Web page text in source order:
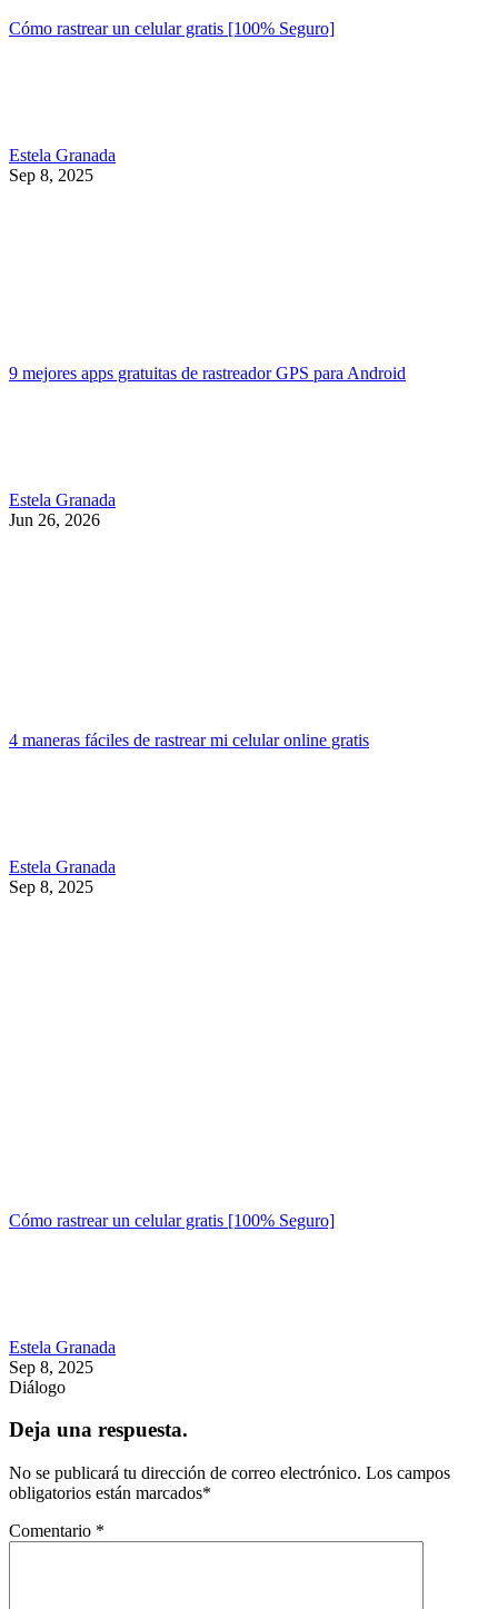
Cómo rastrear un celular gratis [100% Seguro]
Estela Granada
Sep 8, 2025
9 mejores apps gratuitas de rastreador GPS para Android
Estela Granada
Jun 26, 2026
4 maneras fáciles de rastrear mi celular online gratis
Estela Granada
Sep 8, 2025
Cómo rastrear un celular gratis [100% Seguro]
Estela Granada
Sep 8, 2025
Diálogo
Deja una respuesta.
No se publicará tu dirección de correo electrónico. Los campos
obligatorios están marcados*
Comentario *